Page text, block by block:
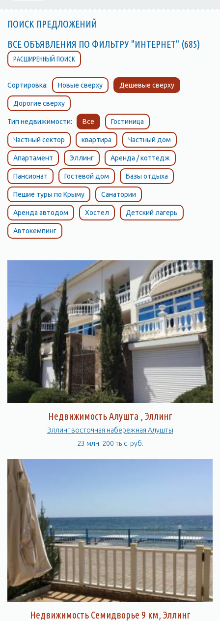
ПОИСК ПРЕДЛОЖЕНИЙ
ВСЕ ОБЪЯВЛЕНИЯ ПО ФИЛЬТРУ "ИНТЕРНЕТ" (685)
РАСШИРЕННЫЙ ПОИСК
Сортировка: Новые сверху Дешевые сверху
Дорогие сверху
Тип недвижимости: Все Гостиница
Частный сектор квартира Частный дом
Апартамент Эллинг Аренда / коттедж
Пансионат Гостевой дом Базы отдыха
Пешие туры по Крыму Санатории
Аренда автодом Хостел Детский лагерь
Автокемпинг
Недвижимость Алушта , Эллинг
Эллинг восточная набережная Алушты
23 млн. 200 тыс. руб.
Недвижимость Семидворье 9 км, Эллинг